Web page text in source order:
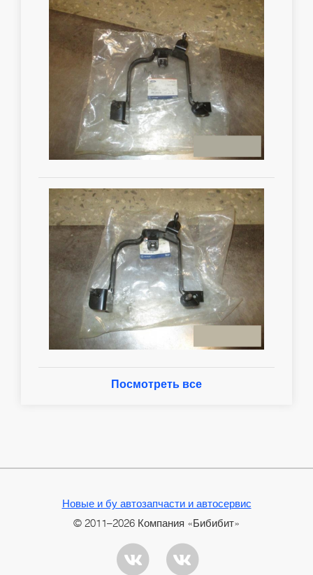
Посмотреть все
Новые и бу автозапчасти и автосервис
© 2011–2026 Компания «Бибибит»